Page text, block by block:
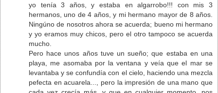
yo tenía 3 años, y estaba en algarrobo!!! con mis 3
hermanos, uno de 4 años, y mi hermano mayor de 8 años.
Ningúno de nosotros ahora se acuerda; bueno mi hermano
y yo eramos muy chicos, pero el otro tampoco se acuerda
mucho.
Pero hace unos años tuve un sueño; que estaba en una
playa, me asomaba por la ventana y veía que el mar se
levantaba y se confundía con el cielo, haciendo una mezcla
pefecta en acuarela..., pero la impresión de una mano que